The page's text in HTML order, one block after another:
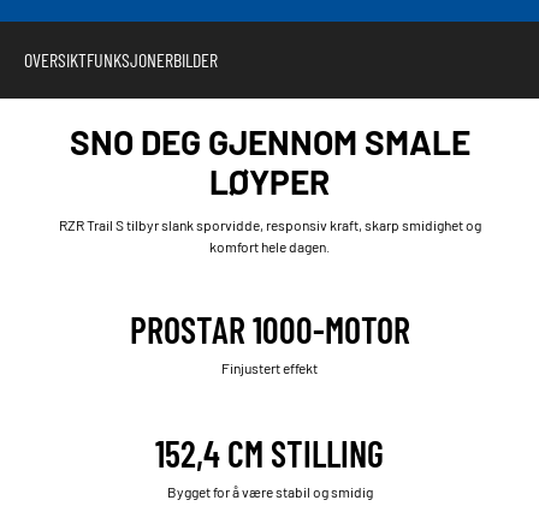
OVERSIKTFUNKSJONERBILDER
SNO DEG GJENNOM SMALE
LØYPER
RZR Trail S tilbyr slank sporvidde, responsiv kraft, skarp smidighet og
komfort hele dagen.
PROSTAR 1000-MOTOR
Finjustert effekt
152,4 CM STILLING
Bygget for å være stabil og smidig